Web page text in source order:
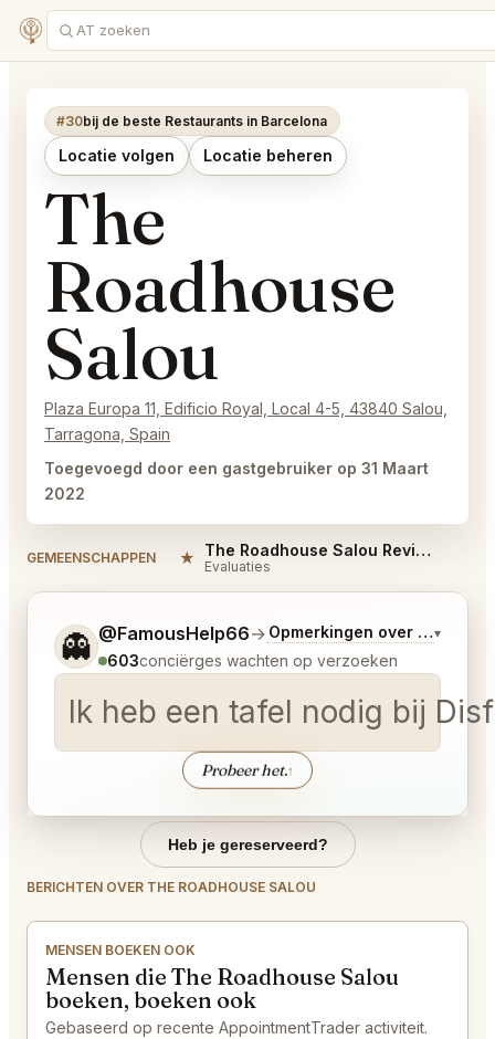
#30bij de beste Restaurants in Barcelona
Locatie volgen Locatie beheren
The
Roadhouse
Salou
Plaza Europa 11, Edificio Royal, Local 4-5, 43840 Salou,
Tarragona, Spain
Toegevoegd door een gastgebruiker op 31 Maart
2022
GEMEENSCHAPPEN ★ The Roadhouse Salou Reviews
Evaluaties
👻 @FamousHelp66→ Opmerkingen over Laatste
▾
603conciërges wachten op verzoeken
Ik heb een tafel nodig bij
Probeer het.↑
Vertel me wat je wilt.
Heb je gereserveerd?
BERICHTEN OVER THE ROADHOUSE SALOU
MENSEN BOEKEN OOK
Mensen die The Roadhouse Salou
boeken, boeken ook
Gebaseerd op recente AppointmentTrader activiteit.